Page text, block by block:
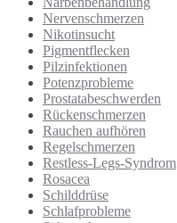
Nervenschmerzen
Nikotinsucht
Pigmentflecken
Pilzinfektionen
Potenzprobleme
Prostatabeschwerden
Rückenschmerzen
Rauchen aufhören
Regelschmerzen
Restless-Legs-Syndrom
Rosacea
Schilddrüse
Schlafprobleme